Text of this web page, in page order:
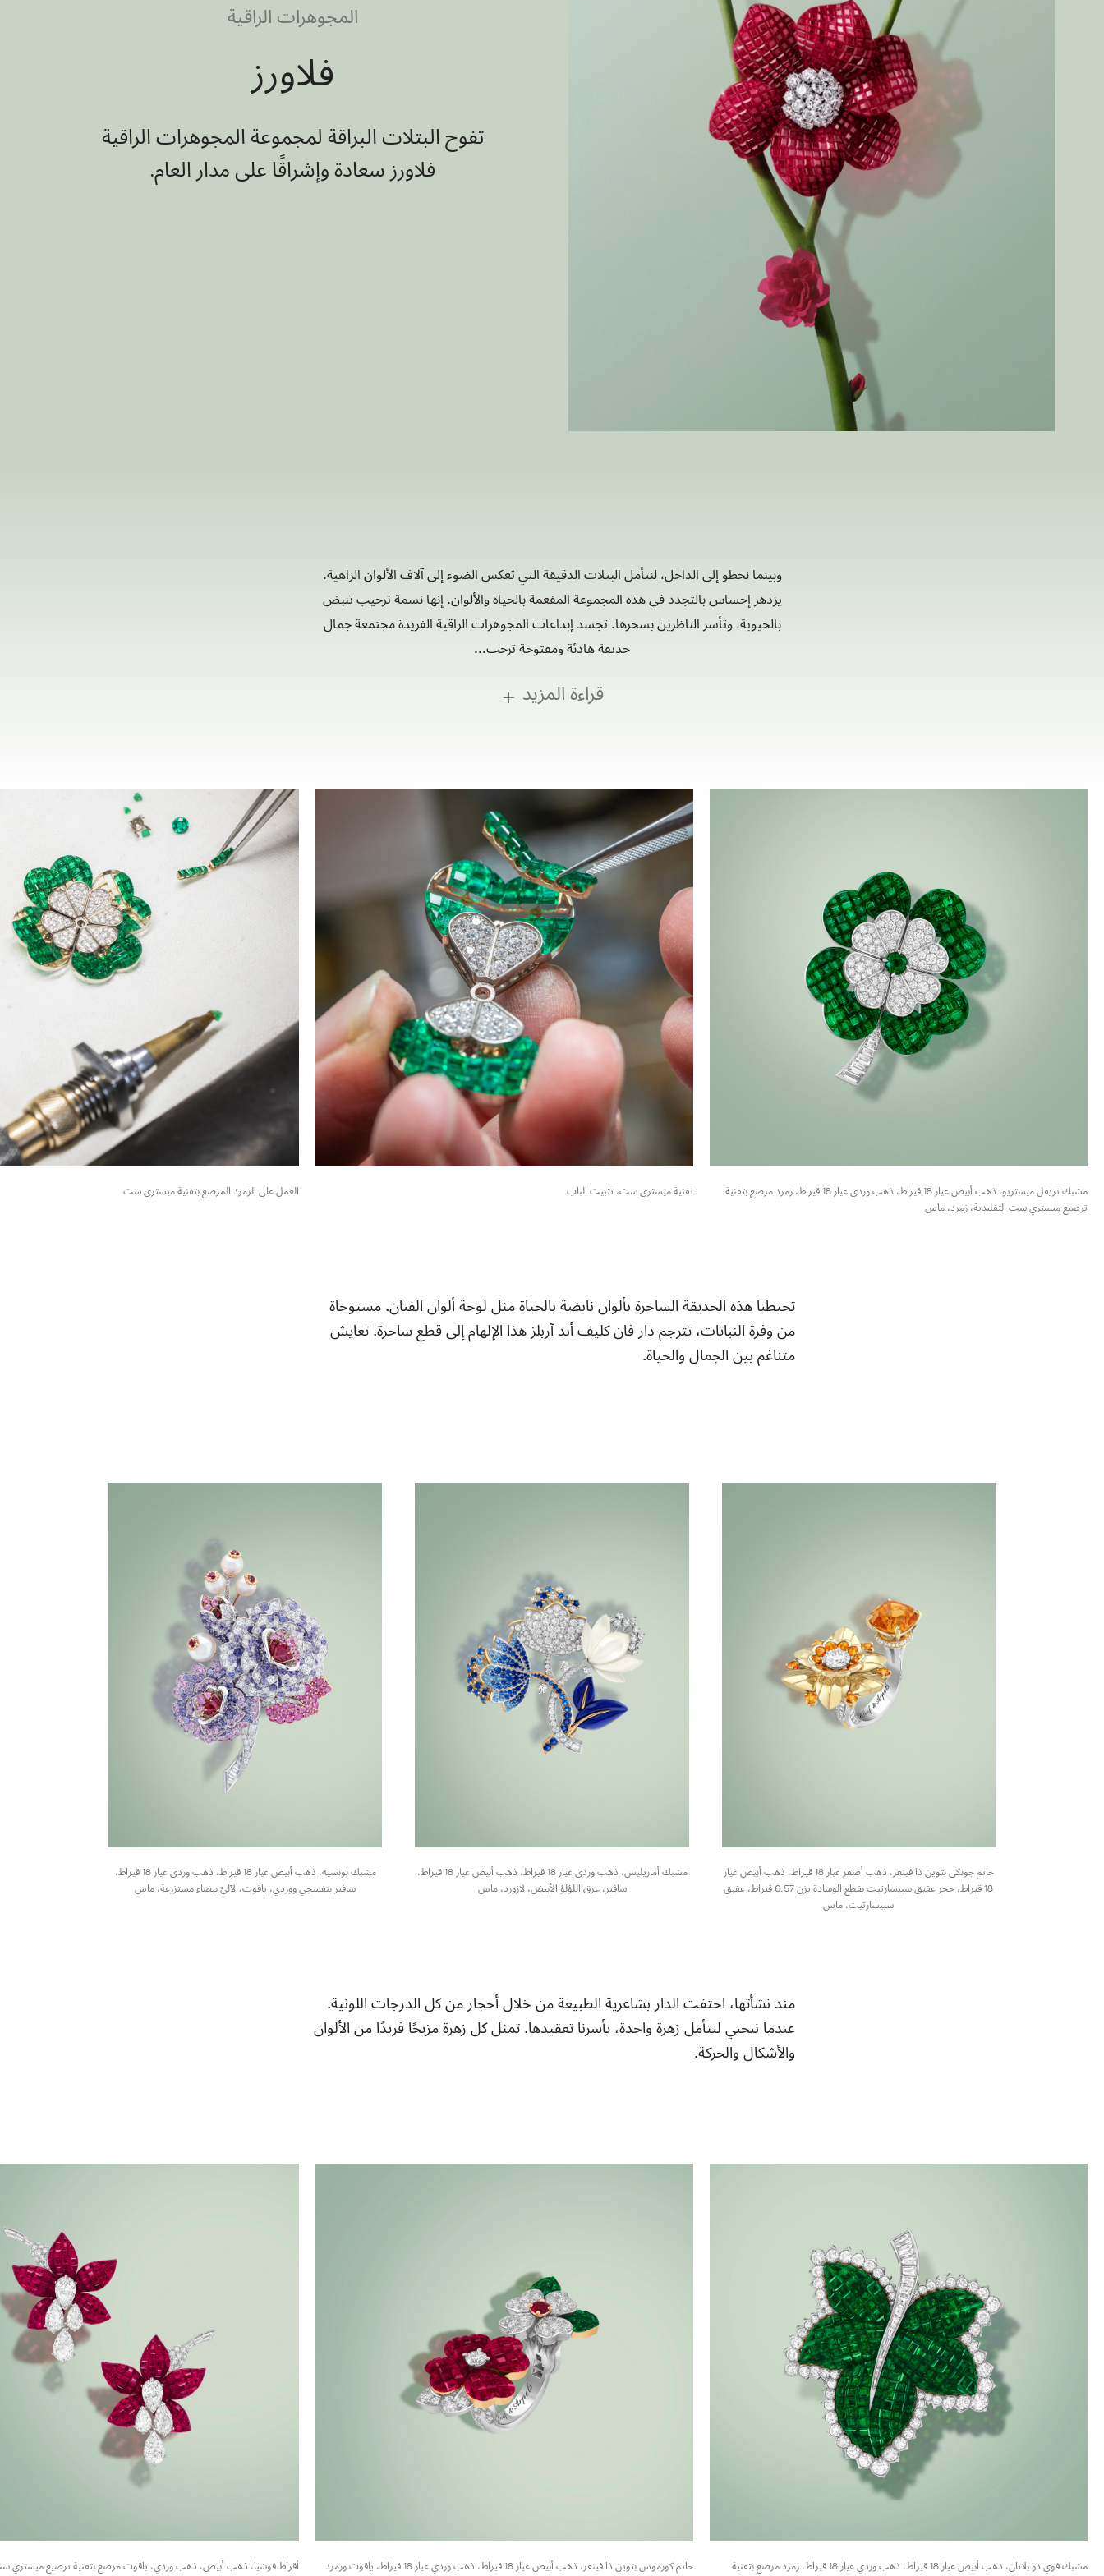
فلاورز
المجوهرات الراقية
فلاورز
تفوح البتلات البراقة لمجموعة المجوهرات الراقية
فلاورز سعادة وإشراقًا على مدار العام.
وبينما نخطو إلى الداخل، لنتأمل البتلات الدقيقة التي تعكس الضوء إلى آلاف الألوان الزاهية.
يزدهر إحساس بالتجدد في هذه المجموعة المفعمة بالحياة والألوان. إنها نسمة ترحيب تنبض
بالحيوية، وتأسر الناظرين بسحرها. تجسد إبداعات المجوهرات الراقية الفريدة مجتمعة جمال
حديقة هادئة ومفتوحة ترحب...
قراءة المزيد
مشبك تريفل ميستريو، ذهب أبيض عيار 18 قيراط، ذهب وردي عيار 18 قيراط، زمرد مرصع بتقنية
ترصيع ميستري ست التقليدية، زمرد، ماس
تقنية ميستري ست، تثبيت الباب العمل على الزمرد المرصع بتقنية ميستري ست
تحيطنا هذه الحديقة الساحرة بألوان نابضة بالحياة مثل لوحة ألوان الفنان. مستوحاة
من وفرة النباتات، تترجم دار فان كليف أند آربلز هذا الإلهام إلى قطع ساحرة. تعايش
متناغم بين الجمال والحياة.
خاتم جونكي بتوين ذا فينغر، ذهب أصفر عيار 18 قيراط، ذهب أبيض عيار
18 قيراط، حجر عقيق سبيسارتيت بقطع الوسادة يزن 6.57 قيراط، عقيق
سبيسارتيت، ماس
مشبك أماريليس، ذهب وردي عيار 18 قيراط، ذهب أبيض عيار 18 قيراط،
سافير، عرق اللؤلؤ الأبيض، لازورد، ماس
مشبك بونسيه، ذهب أبيض عيار 18 قيراط، ذهب وردي عيار 18 قيراط،
سافير بنفسجي ووردي، ياقوت، لآلئ بيضاء مستزرعة، ماس
منذ نشأتها، احتفت الدار بشاعرية الطبيعة من خلال أحجار من كل الدرجات اللونية.
عندما ننحني لنتأمل زهرة واحدة، يأسرنا تعقيدها. تمثل كل زهرة مزيجًا فريدًا من الألوان
والأشكال والحركة.
مشبك فوي دو بلاتان، ذهب أبيض عيار 18 قيراط، ذهب وردي عيار 18 قيراط، زمرد مرصع بتقنية خاتم كوزموس بتوين ذا فينغر، ذهب أبيض عيار 18 قيراط، ذهب وردي عيار 18 قيراط، ياقوت وزمرد أقراط فوشيا، ذهب أبيض، ذهب وردي، ياقوت مرصع بتقنية ترصيع ميستري